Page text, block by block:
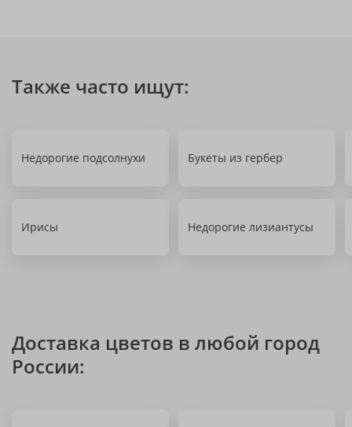
Также часто ищут:
Недорогие подсолнухи Букеты из гербер
Ирисы Недорогие лизиантусы
Доставка цветов в любой город
России: